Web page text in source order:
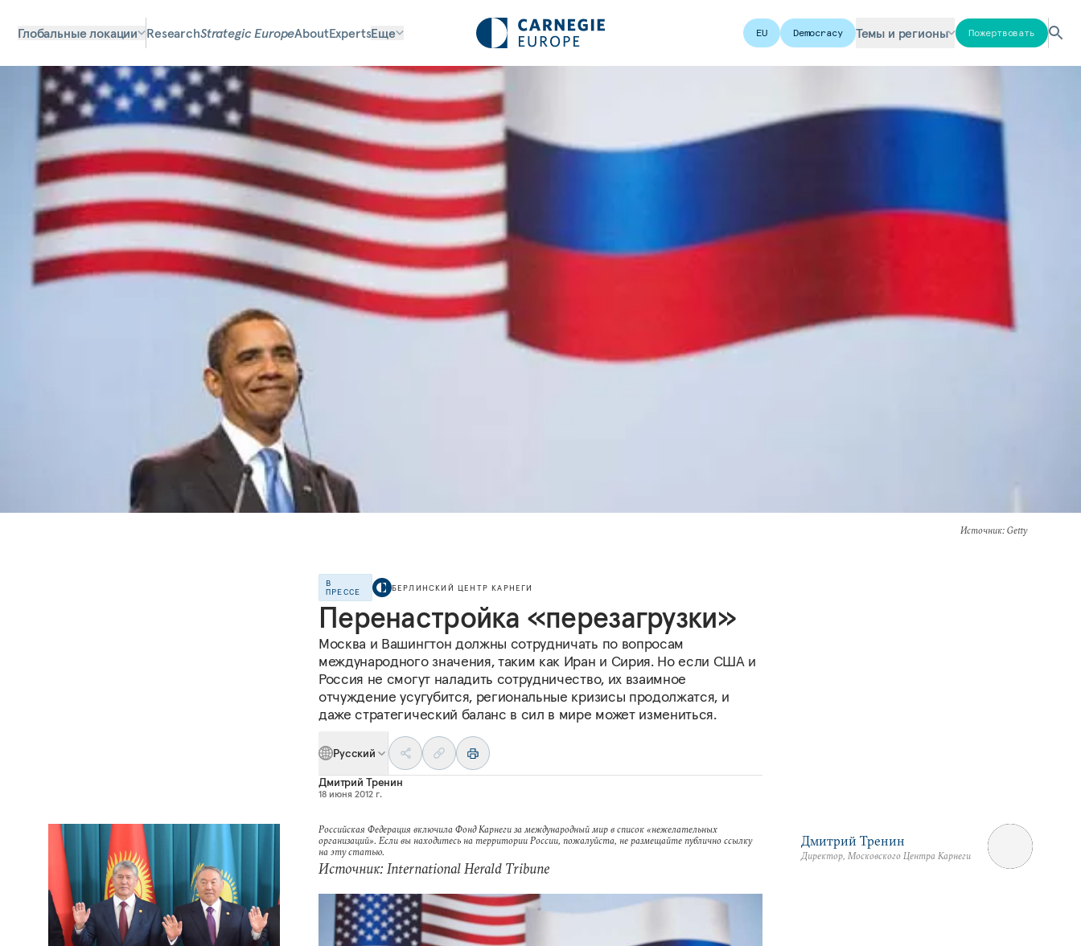
Глобальные локации ResearchStrategic EuropeAboutExpertsЕще EU Democracy Темы и регионы Пожертвовать
Источник: Getty
В
ПРЕССЕ
БЕРЛИНСКИЙ ЦЕНТР КАРНЕГИ
Перенастройка «перезагрузки»
Москва и Вашингтон должны сотрудничать по вопросам
международного значения, таким как Иран и Сирия. Но если США и
Россия не смогут наладить сотрудничество, их взаимное
отчуждение усугубится, региональные кризисы продолжатся, и
даже стратегический баланс в сил в мире может измениться.
Русский
Дмитрий Тренин
18 июня 2012 г.
Российская Федерация включила Фонд Карнеги за международный мир в список «нежелательных
организаций». Если вы находитесь на территории России, пожалуйста, не размещайте публично ссылку
на эту статью.
Источник: International Herald Tribune
Дмитрий Тренин
Директор, Московского Центра Карнеги